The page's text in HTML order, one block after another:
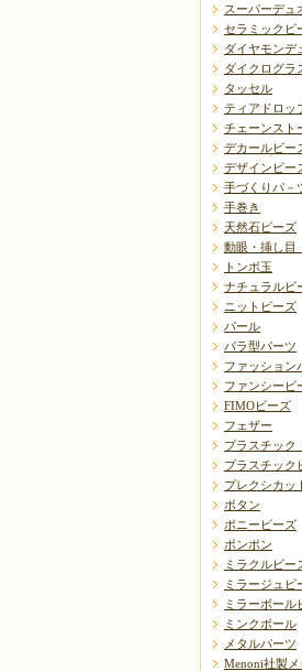
スーパーデュ
セラミックビ
ダイヤモンデ
ダイクログラ
タッセル
ティアドロッ
チェーンスト
デカールビー
デザインビー
手づくりパ－
手巻き
天然石ビーズ
動眼・挿し目
トンボ玉
ナチュラルビ
ニットビーズ
パール
バラ型パーツ
ファッション
ファンシービ
FIMOビーズ
フェザー
プラスチック
プラスチック
プレクシカッ
ボタン
ポニービーズ
ポンポン
ミラクルビー
ミラージュビ
ミラーボール
ミンクボール
メタルパーツ
Menoni社製